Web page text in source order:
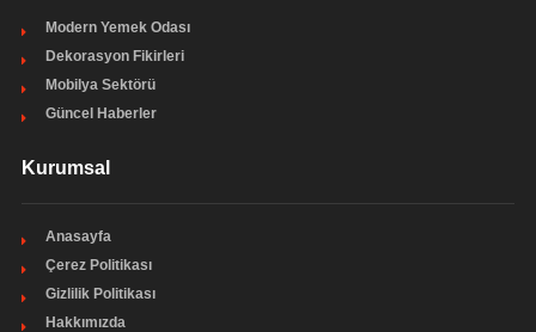
Modern Yemek Odası
Dekorasyon Fikirleri
Mobilya Sektörü
Güncel Haberler
Kurumsal
Anasayfa
Çerez Politikası
Gizlilik Politikası
Hakkımızda